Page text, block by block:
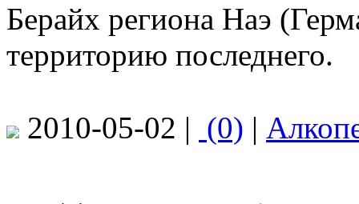
Берайх региона Наэ
территорию последнего.
2010-05-02 | (0) |